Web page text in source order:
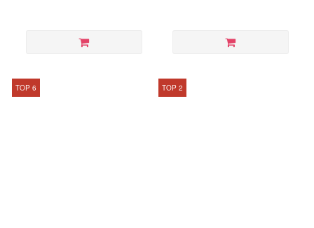
TOP 6 TOP 2